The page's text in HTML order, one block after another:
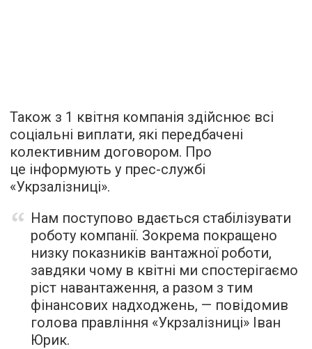
Також з 1 квітня компанія здійснює всі
соціальні виплати, які передбачені
колективним договором. Про
це інформують у прес-службі
«Укрзалізниці».
Нам поступово вдається стабілізувати
роботу компанії. Зокрема покращено
низку показників вантажної роботи,
завдяки чому в квітні ми спостерігаємо
ріст навантаження, а разом з тим
фінансових надходжень, — повідомив
голова правління «Укрзалізниці» Іван
Юрик.